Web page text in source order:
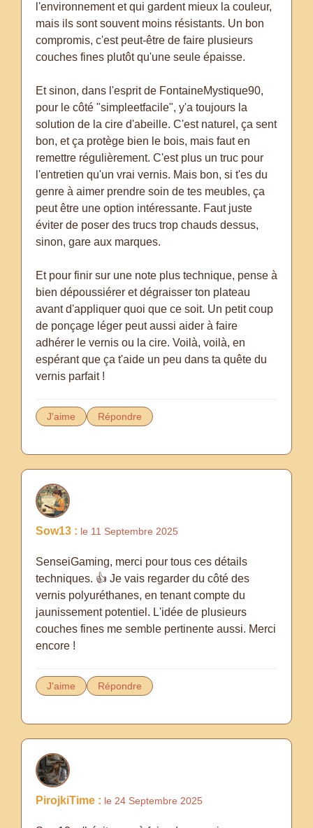
l'environnement et qui gardent mieux la couleur,
mais ils sont souvent moins résistants. Un bon
compromis, c'est peut-être de faire plusieurs
couches fines plutôt qu'une seule épaisse.
Et sinon, dans l'esprit de FontaineMystique90,
pour le côté "simpleetfacile", y'a toujours la
solution de la cire d'abeille. C'est naturel, ça sent
bon, et ça protège bien le bois, mais faut en
remettre régulièrement. C'est plus un truc pour
l'entretien qu'un vrai vernis. Mais bon, si t'es du
genre à aimer prendre soin de tes meubles, ça
peut être une option intéressante. Faut juste
éviter de poser des trucs trop chauds dessus,
sinon, gare aux marques.
Et pour finir sur une note plus technique, pense à
bien dépoussiérer et dégraisser ton plateau
avant d'appliquer quoi que ce soit. Un petit coup
de ponçage léger peut aussi aider à faire
adhérer le vernis ou la cire. Voilà, voilà, en
espérant que ça t'aide un peu dans ta quête du
vernis parfait !
J'aime Répondre
Sow13 : le 11 Septembre 2025
SenseiGaming, merci pour tous ces détails
techniques. 👍 Je vais regarder du côté des
vernis polyuréthanes, en tenant compte du
jaunissement potentiel. L'idée de plusieurs
couches fines me semble pertinente aussi. Merci
encore !
J'aime Répondre
PirojkiTime : le 24 Septembre 2025